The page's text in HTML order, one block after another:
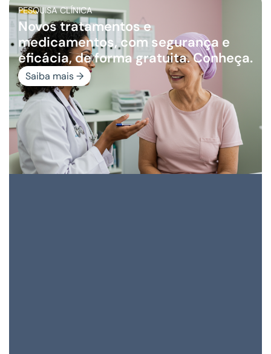
PESQUISA CLÍNICA
Novos tratamentos e
medicamentos, com segurança e
eficácia, de forma gratuita. Conheça.
Saiba mais →